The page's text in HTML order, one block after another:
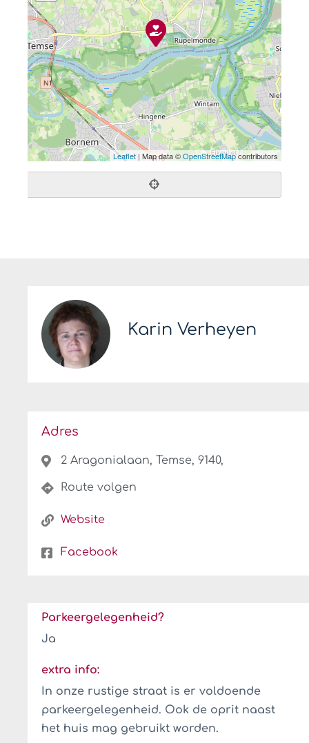
Leaflet | Map data ©OpenStreetMapcontributors
Karin Verheyen
Adres
2 Aragonialaan, Temse, 9140,
Route volgen
Website
Facebook
Parkeergelegenheid?
Ja
extra info:
In onze rustige straat is er voldoende
parkeergelegenheid. Ook de oprit naast
het huis mag gebruikt worden.